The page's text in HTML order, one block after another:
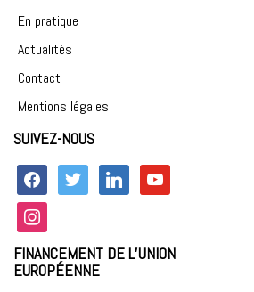
En pratique
Actualités
Contact
Mentions légales
SUIVEZ-NOUS
facebook twitter linkedin
youtube
instagram
FINANCEMENT DE L’UNION
EUROPÉENNE